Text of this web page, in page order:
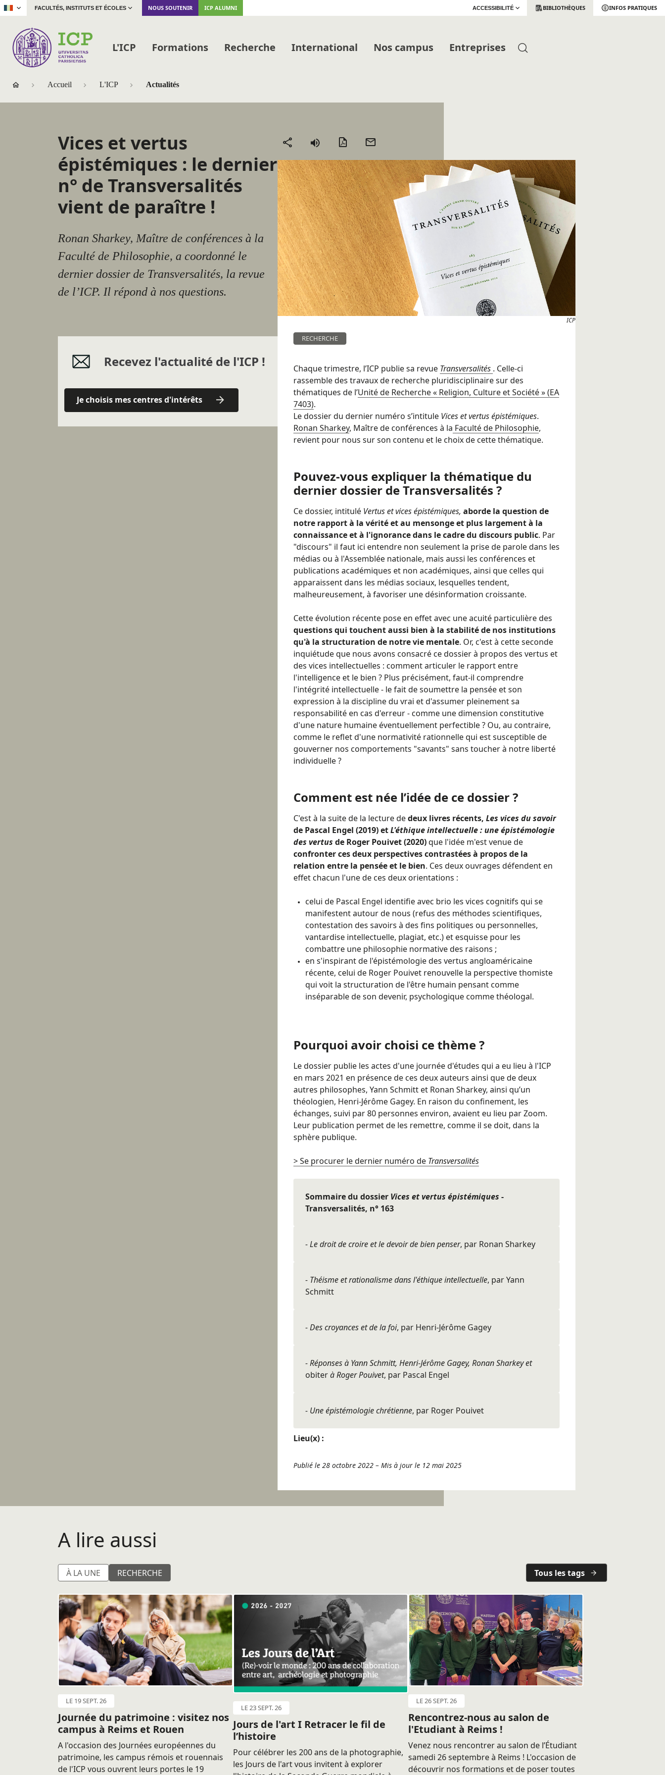
| FACULTÉS, INSTITUTS ET ÉCOLES NOUS SOUTENIR ICP ALUMNI ACCESSIBILITÉ BIBLIOTHÈQUES INFOS PRATIQUES
L'ICP Formations Recherche International Nos campus Entreprises
Accueil L'ICP Actualités
Vices et vertus
épistémiques : le dernier
n° de Transversalités
vient de paraître !
Ronan Sharkey, Maître de conférences à la
Faculté de Philosophie, a coordonné le
dernier dossier de Transversalités, la revue
de l’ICP. Il répond à nos questions.
Recevez l'actualité de l'ICP !
Je choisis mes centres d'intérêts
Partager
Version
mail
ICP
RECHERCHE
Chaque trimestre, l’ICP publie sa revue Transversalités . Celle-ci
rassemble des travaux de recherche pluridisciplinaire sur des
thématiques de l’Unité de Recherche « Religion, Culture et Société » (EA
7403).
Le dossier du dernier numéro s’intitule Vices et vertus épistémiques.
Ronan Sharkey, Maître de conférences à la Faculté de Philosophie,
revient pour nous sur son contenu et le choix de cette thématique.
Pouvez-vous expliquer la thématique du
dernier dossier de Transversalités ?
Ce dossier, intitulé Vertus et vices épistémiques, aborde la question de
notre rapport à la vérité et au mensonge et plus largement à la
connaissance et à l'ignorance dans le cadre du discours public. Par
"discours" il faut ici entendre non seulement la prise de parole dans les
médias ou à l'Assemblée nationale, mais aussi les conférences et
publications académiques et non académiques, ainsi que celles qui
apparaissent dans les médias sociaux, lesquelles tendent,
malheureusement, à favoriser une désinformation croissante.
Cette évolution récente pose en effet avec une acuité particulière des
questions qui touchent aussi bien à la stabilité de nos institutions
qu'à la structuration de notre vie mentale. Or, c'est à cette seconde
inquiétude que nous avons consacré ce dossier à propos des vertus et
des vices intellectuelles : comment articuler le rapport entre
l'intelligence et le bien ? Plus précisément, faut-il comprendre
l'intégrité intellectuelle - le fait de soumettre la pensée et son
expression à la discipline du vrai et d'assumer pleinement sa
responsabilité en cas d'erreur - comme une dimension constitutive
d'une nature humaine éventuellement perfectible ? Ou, au contraire,
comme le reflet d'une normativité rationnelle qui est susceptible de
gouverner nos comportements "savants" sans toucher à notre liberté
individuelle ?
Comment est née l’idée de ce dossier ?
C'est à la suite de la lecture dedeux livres récents, Les vices du savoir
de Pascal Engel (2019) etL'éthique intellectuelle : une épistémologie
des vertus de Roger Pouivet (2020)que l'idée m'est venue de
confronter ces deux perspectives contrastées à propos de la
relation entre la pensée et le bien. Ces deux ouvrages défendent en
effet chacun l'une de ces deux orientations :
celui de Pascal Engel identifie avec brio les vices cognitifs qui se
manifestent autour de nous (refus des méthodes scientifiques,
contestation des savoirs à des fins politiques ou personnelles,
vantardise intellectuelle, plagiat, etc.) et esquisse pour les
combattre une philosophie normative des raisons ;
en s'inspirant de l'épistémologie des vertus angloaméricaine
récente, celui de Roger Pouivet renouvelle la perspective thomiste
qui voit la structuration de l'être humain pensant comme
inséparable de son devenir, psychologique comme théologal.
Pourquoi avoir choisi ce thème ?
Le dossier publie les actes d'une journée d'études qui a eu lieu à l'ICP
en mars 2021 en présence de ces deux auteurs ainsi que de deux
autres philosophes, Yann Schmitt et Ronan Sharkey, ainsi qu’un
théologien, Henri-Jérôme Gagey. En raison du confinement, les
échanges, suivi par 80 personnes environ, avaient eu lieu par Zoom.
Leur publication permet de les remettre, comme il se doit, dans la
sphère publique.
> Se procurer le dernier numéro de Transversalités
Sommaire du dossier Vices et vertus épistémiques -
Transversalités, n° 163
- Le droit de croire et le devoir de bien penser, par Ronan Sharkey
- Théisme et rationalisme dans l'éthique intellectuelle, par Yann
Schmitt
- Des croyances et de la foi, par Henri-Jérôme Gagey
- Réponses à Yann Schmitt, Henri-Jérôme Gagey, Ronan Sharkey et
obiterà Roger Pouivet, par Pascal Engel
- Une épistémologie chrétienne, par Roger Pouivet
Lieu(x) :
Publié le 28 octobre 2022 – Mis à jour le 12 mai 2025
A lire aussi
À LA UNE RECHERCHE Tous les tags
LE 19 SEPT. 26
Journée du patrimoine : visitez nos
campus à Reims et Rouen
A l'occasion des Journées européennes du
patrimoine, les campus rémois et rouennais
de l'ICP vous ouvrent leurs portes le 19
LE 23 SEPT. 26
Jours de l'art I Retracer le fil de
l’histoire
Pour célébrer les 200 ans de la photographie,
les Jours de l'art vous invitent à explorer
LE 26 SEPT. 26
Rencontrez-nous au salon de
l'Etudiant à Reims !
Venez nous rencontrer au salon de l’Étudiant
samedi 26 septembre à Reims ! L'occasion de
découvrir nos formations et de poser toutes